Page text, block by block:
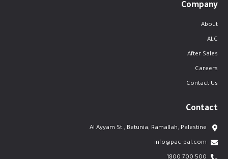
Company
About
ALC
After Sales
Careers
Contact Us
Contact
Al Ayyam St., Betunia, Ramallah, Palestine
info@pac-pal.com
500 700 1800